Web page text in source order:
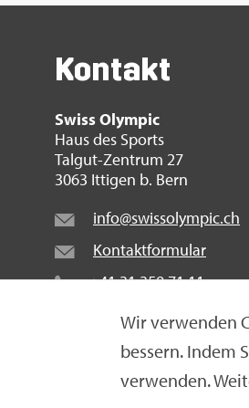
Wir ver­wen­den
bes­sern. Indem
ver­wen­den.
Kon­takt
Swiss Olym­pic
Haus des Sports
Tal­gut-Zen­trum 27
3063 It­ti­gen b. Bern
info@​swi​ssol​ympi​c.​ch
Kon­takt­for­mu­lar
+41 31 359 71 11
© Swiss Olym­pic 2026|